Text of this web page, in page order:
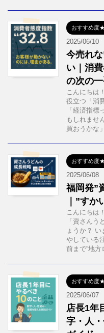
おすすめ
2025/06/10
今売れ
い｜消
の次の
こんにちは
役立つ「消
「経済指
もしれませ
買おうかな
おすすめ
2025/06/08
福岡発”
｜”す
こんにちは
「資さんう
ょうか？
やしている
前まで“地方
おすすめ
2025/06/07
店長1年
字・人